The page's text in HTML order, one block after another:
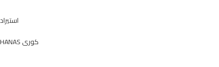
استيراد
HANAS كورى